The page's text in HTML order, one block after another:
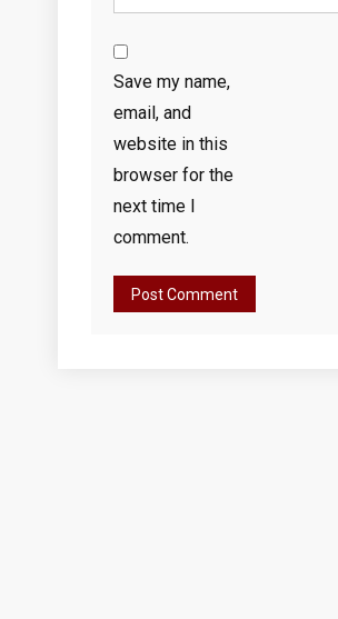
Save my name,
email, and
website in this
browser for the
next time I
comment.